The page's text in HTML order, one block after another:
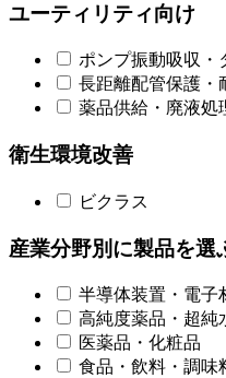
ユーティリティ向け
ポンプ振動吸収・
長距離配管保護・
薬品供給・廃液処
衛生環境改善
ビクラス
産業分野別に製品を選
半導体装置・電子
高純度薬品・超純
医薬品・化粧品
食品・飲料・調味